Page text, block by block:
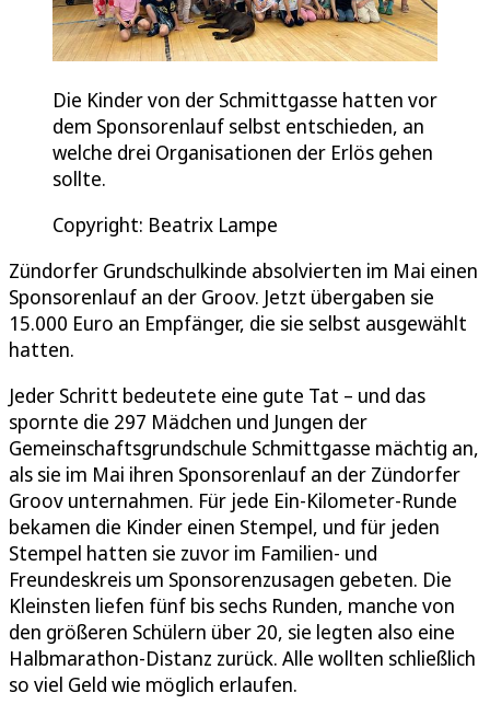
Die Kinder von der Schmittgasse hatten vor
dem Sponsorenlauf selbst entschieden, an
welche drei Organisationen der Erlös gehen
sollte.
Copyright: Beatrix Lampe
Zündorfer Grundschulkinde absolvierten im Mai einen
Sponsorenlauf an der Groov. Jetzt übergaben sie
15.000 Euro an Empfänger, die sie selbst ausgewählt
hatten.
Jeder Schritt bedeutete eine gute Tat – und das
spornte die 297 Mädchen und Jungen der
Gemeinschaftsgrundschule Schmittgasse mächtig an,
als sie im Mai ihren Sponsorenlauf an der Zündorfer
Groov unternahmen. Für jede Ein-Kilometer-Runde
bekamen die Kinder einen Stempel, und für jeden
Stempel hatten sie zuvor im Familien- und
Freundeskreis um Sponsorenzusagen gebeten. Die
Kleinsten liefen fünf bis sechs Runden, manche von
den größeren Schülern über 20, sie legten also eine
Halbmarathon-Distanz zurück. Alle wollten schließlich
so viel Geld wie möglich erlaufen.